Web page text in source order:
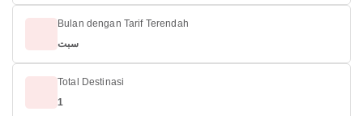
Bulan dengan Tarif Terendah
سبت
Total Destinasi
1